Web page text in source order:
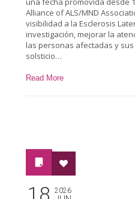
Alliance of ALS/MND
visibilidad a la Esclerosis
investigación, mejorar la
las personas afectadas y
solsticio…
Read More
2026